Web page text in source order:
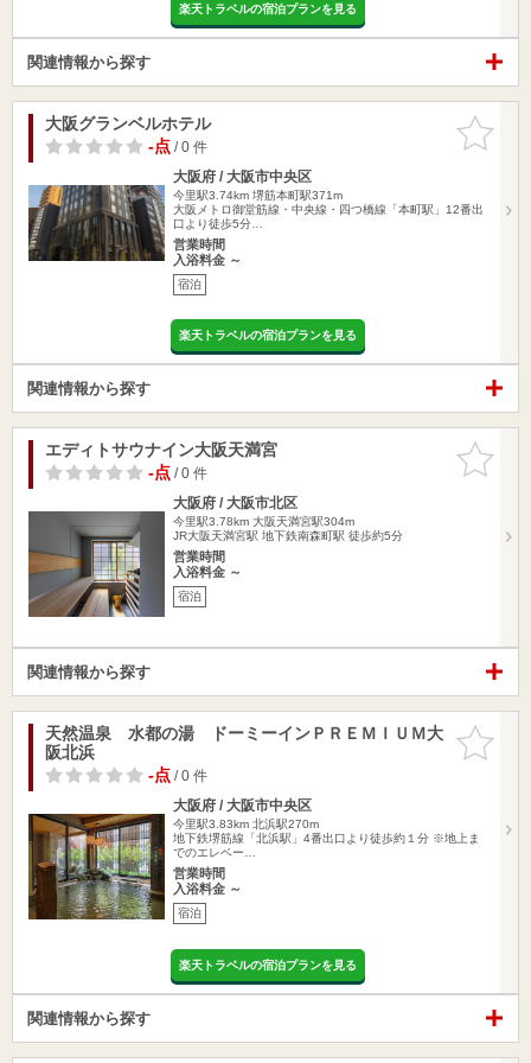
楽天トラベルの宿泊プランを見る
関連情報から探す
お気に入
りに追加
大阪グランベルホテル
-点/ 0 件
大阪府 / 大阪市中央区
今里駅3.74km 堺筋本町駅371m
大阪メトロ御堂筋線・中央線・四つ橋線「本町駅」12番出
口より徒歩5分…
営業時間
入浴料金 ～
宿泊
楽天トラベルの宿泊プランを見る
関連情報から探す
お気に入
りに追加
エディトサウナイン大阪天満宮
-点/ 0 件
大阪府 / 大阪市北区
今里駅3.78km 大阪天満宮駅304m
JR大阪天満宮駅 地下鉄南森町駅 徒歩約5分
営業時間
入浴料金 ～
宿泊
関連情報から探す
お気に入
りに追加
天然温泉 水都の湯 ドーミーインＰＲＥＭＩＵＭ大
阪北浜
-点/ 0 件
大阪府 / 大阪市中央区
今里駅3.83km 北浜駅270m
地下鉄堺筋線「北浜駅」4番出口より徒歩約１分 ※地上ま
でのエレベー…
営業時間
入浴料金 ～
宿泊
楽天トラベルの宿泊プランを見る
関連情報から探す